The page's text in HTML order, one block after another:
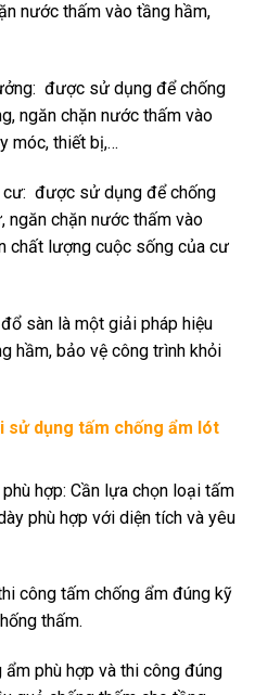
nước thấm vào tầng hầm,
được sử dụng để chống
ngăn chặn nước thấm vào
móc, thiết bị,…
cư: được sử dụng để chống
ngăn chặn nước thấm vào
chất lượng cuộc sống của cư
sàn là một giải pháp hiệu
hầm, bảo vệ công trình khỏi
sử dụng tấm chống ẩm lót
hợp: Cần lựa chọn loại tấm
phù hợp với diện tích và yêu
công tấm chống ẩm đúng kỹ
thấm.
phù hợp và thi công đúng